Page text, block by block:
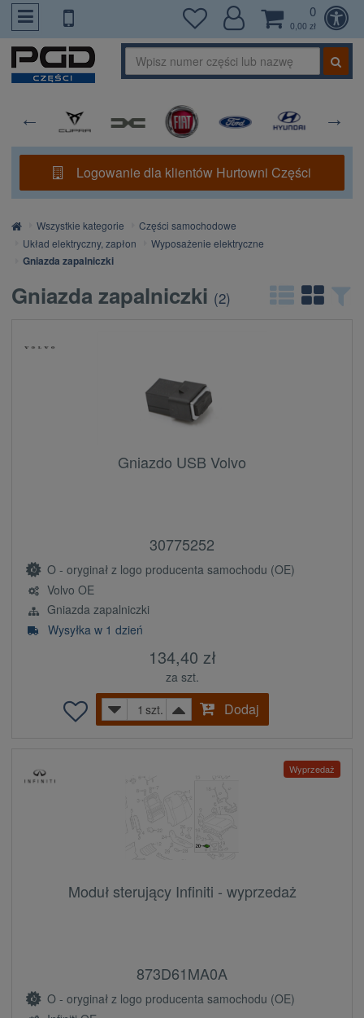
PrzejdzDoTresci
0
0,00 zł
Logowanie dla klientów Hurtowni Części
Strona
główna
Wszystkie kategorie
Części samochodowe
Układ elektryczny, zapłon
Wyposażenie elektryczne
Gniazda zapalniczki
Gniazda zapalniczki (2)
Gniazdo USB Volvo
30775252
O - oryginał z logo producenta samochodu (OE)
Volvo OE
Gniazda zapalniczki
Wysyłka w 1 dzień
134,40 zł
za szt.
szt.
Dodaj
Wyprzedaż
Moduł sterujący Infiniti - wyprzedaż
873D61MA0A
O - oryginał z logo producenta samochodu (OE)